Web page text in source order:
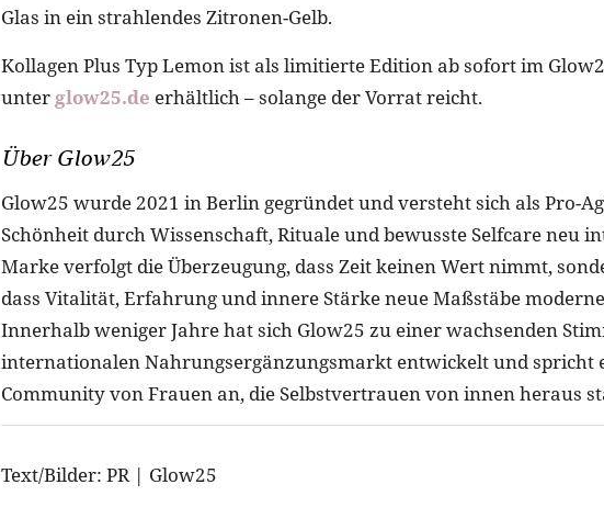
Glas in ein strahlendes Zitronen-Gelb.
Kollagen Plus Typ Lemon ist als limitierte Edition ab sofort im
unter glow25.de erhältlich – solange der Vorrat reicht.
Über Glow25
Glow25 wurde 2021 in Berlin gegründet und versteht sich als Pro-
Schönheit durch Wissenschaft, Rituale und bewusste Selfcare neu
Marke verfolgt die Überzeugung, dass Zeit keinen Wert nimmt,
dass Vitalität, Erfahrung und innere Stärke neue Maßstäbe
Innerhalb weniger Jahre hat sich Glow25 zu einer wachsenden
internationalen Nahrungsergänzungsmarkt entwickelt und spricht
Community von Frauen an, die Selbstvertrauen von innen heraus
Text/Bilder: PR | Glow25